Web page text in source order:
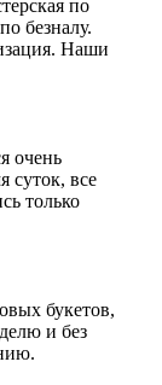
по
безналу.
Наши
очень
суток, все
только
букетов,
и без